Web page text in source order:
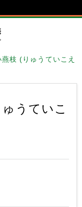
枝 (りゅうていこえ
うていこ